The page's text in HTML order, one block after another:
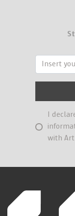
I
with